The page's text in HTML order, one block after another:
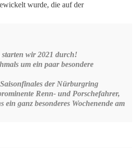
wurde, die auf der
starten wir 2021 durch!
um ein paar besondere
der Nürburgring
Renn- und Porschefahrer,
ganz besonderes Wochenende am